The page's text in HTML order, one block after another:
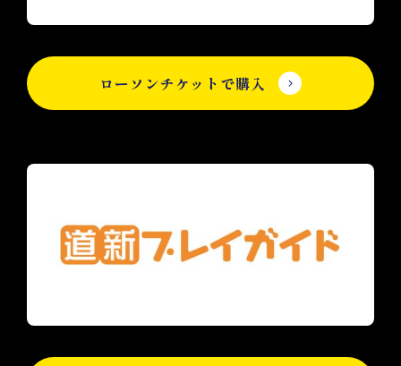
ローソンチケットで購入